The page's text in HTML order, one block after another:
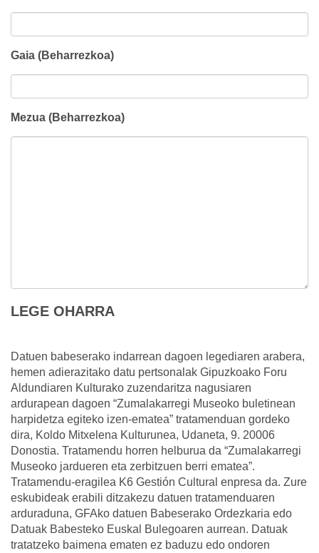
Gaia (Beharrezkoa)
Mezua (Beharrezkoa)
LEGE OHARRA
Datuen babeserako indarrean dagoen legediaren arabera,
hemen adierazitako datu pertsonalak Gipuzkoako Foru
Aldundiaren Kulturako zuzendaritza nagusiaren
ardurapean dagoen “Zumalakarregi Museoko buletinean
harpidetza egiteko izen-ematea” tratamenduan gordeko
dira, Koldo Mitxelena Kulturunea, Udaneta, 9. 20006
Donostia. Tratamendu horren helburua da “Zumalakarregi
Museoko jardueren eta zerbitzuen berri ematea”.
Tratamendu-eragilea K6 Gestión Cultural enpresa da. Zure
eskubideak erabili ditzakezu datuen tratamenduaren
arduraduna, GFAko datuen Babeserako Ordezkaria edo
Datuak Babesteko Euskal Bulegoaren aurrean. Datuak
tratatzeko baimena ematen ez baduzu edo ondoren